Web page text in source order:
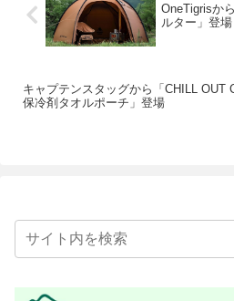
OneTigrisか
ルター」登場
キャプテンスタッグから「CHILL OUT
保冷剤タオルポーチ」登場